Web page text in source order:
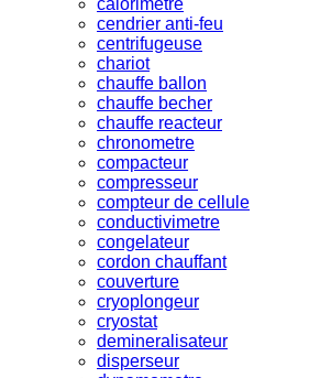
cendrier anti-feu
centrifugeuse
chariot
chauffe ballon
chauffe becher
chauffe reacteur
chronometre
compacteur
compresseur
compteur de cellule
conductivimetre
congelateur
cordon chauffant
couverture
cryoplongeur
cryostat
demineralisateur
disperseur